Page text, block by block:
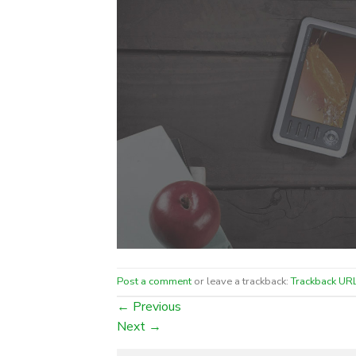
Post a comment or leave a trackback:Trackback
← Previous
Next →